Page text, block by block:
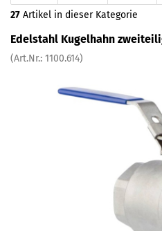
27 Artikel in dieser Kategorie
Edelstahl Kugelhahn
(Art.Nr.: 1100.614)